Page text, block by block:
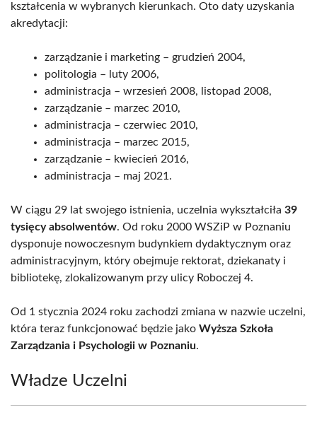
kształcenia w wybranych kierunkach. Oto daty uzyskania
akredytacji:
zarządzanie i marketing – grudzień 2004,
politologia – luty 2006,
administracja – wrzesień 2008, listopad 2008,
zarządzanie – marzec 2010,
administracja – czerwiec 2010,
administracja – marzec 2015,
zarządzanie – kwiecień 2016,
administracja – maj 2021.
W ciągu 29 lat swojego istnienia, uczelnia wykształciła 39
tysięcy absolwentów. Od roku 2000 WSZiP w Poznaniu
dysponuje nowoczesnym budynkiem dydaktycznym oraz
administracyjnym, który obejmuje rektorat, dziekanaty i
bibliotekę, zlokalizowanym przy ulicy Roboczej 4.
Od 1 stycznia 2024 roku zachodzi zmiana w nazwie uczelni,
która teraz funkcjonować będzie jako Wyższa Szkoła
Zarządzania i Psychologii w Poznaniu.
Władze Uczelni